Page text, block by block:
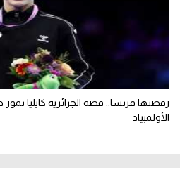
رفضتها فرنسا.. قصة الجزائرية كايليا
الأولمبياد